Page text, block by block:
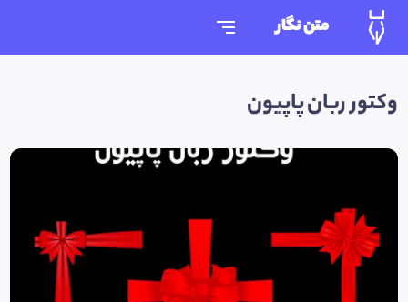
متن نگار
وکتور ربان پاپیون